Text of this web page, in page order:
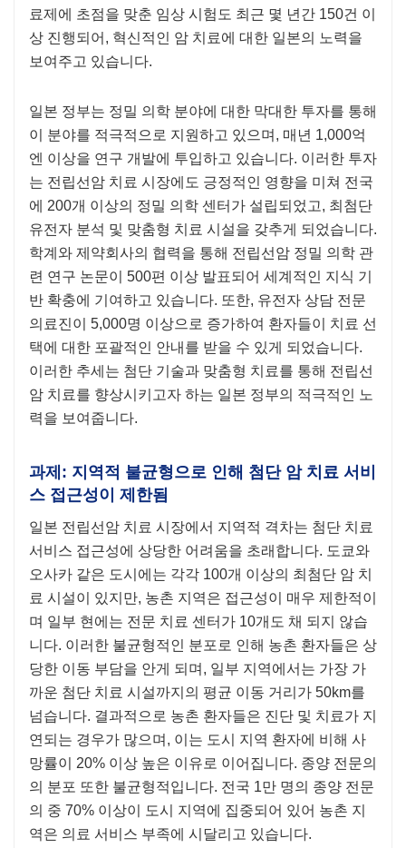
료제에 초점을 맞춘 임상 시험도 최근 몇 년간 150건 이
상 진행되어, 혁신적인 암 치료에 대한 일본의 노력을
보여주고 있습니다.
일본 정부는 정밀 의학 분야에 대한 막대한 투자를 통해
이 분야를 적극적으로 지원하고 있으며, 매년 1,000억
엔 이상을 연구 개발에 투입하고 있습니다. 이러한 투자
는 전립선암 치료 시장에도 긍정적인 영향을 미쳐 전국
에 200개 이상의 정밀 의학 센터가 설립되었고, 최첨단
유전자 분석 및 맞춤형 치료 시설을 갖추게 되었습니다.
학계와 제약회사의 협력을 통해 전립선암 정밀 의학 관
련 연구 논문이 500편 이상 발표되어 세계적인 지식 기
반 확충에 기여하고 있습니다. 또한, 유전자 상담 전문
의료진이 5,000명 이상으로 증가하여 환자들이 치료 선
택에 대한 포괄적인 안내를 받을 수 있게 되었습니다.
이러한 추세는 첨단 기술과 맞춤형 치료를 통해 전립선
암 치료를 향상시키고자 하는 일본 정부의 적극적인 노
력을 보여줍니다.
과제: 지역적 불균형으로 인해 첨단 암 치료 서비
스 접근성이 제한됨
일본 전립선암 치료 시장에서 지역적 격차는 첨단 치료
서비스 접근성에 상당한 어려움을 초래합니다. 도쿄와
오사카 같은 도시에는 각각 100개 이상의 최첨단 암 치
료 시설이 있지만, 농촌 지역은 접근성이 매우 제한적이
며 일부 현에는 전문 치료 센터가 10개도 채 되지 않습
니다. 이러한 불균형적인 분포로 인해 농촌 환자들은 상
당한 이동 부담을 안게 되며, 일부 지역에서는 가장 가
까운 첨단 치료 시설까지의 평균 이동 거리가 50km를
넘습니다. 결과적으로 농촌 환자들은 진단 및 치료가 지
연되는 경우가 많으며, 이는 도시 지역 환자에 비해 사
망률이 20% 이상 높은 이유로 이어집니다. 종양 전문의
의 분포 또한 불균형적입니다. 전국 1만 명의 종양 전문
의 중 70% 이상이 도시 지역에 집중되어 있어 농촌 지
역은 의료 서비스 부족에 시달리고 있습니다.